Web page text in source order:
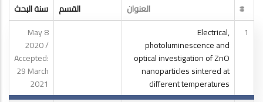
# العنوان القسم
سنة البحث
1
Electrical,
photoluminescence and
optical investigation of ZnO
nanoparticles sintered at
different temperatures
8 May
2020 /
Accepted:
29 March
2021